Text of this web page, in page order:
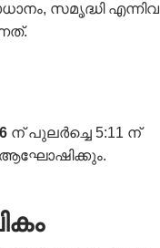
സമൃദ്ധി എന്നിവ
ന് പുലർച്ചെ 5:11 ന്
ആഘോഷിക്കും.